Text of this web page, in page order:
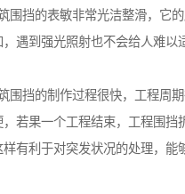
围挡的表敏非常光洁整滑，它
，遇到强光照射也不会给人难以
围挡的制作过程很快，工程周
，若果一个工程结束，工程围挡
样有利于对突发状况的处理，能